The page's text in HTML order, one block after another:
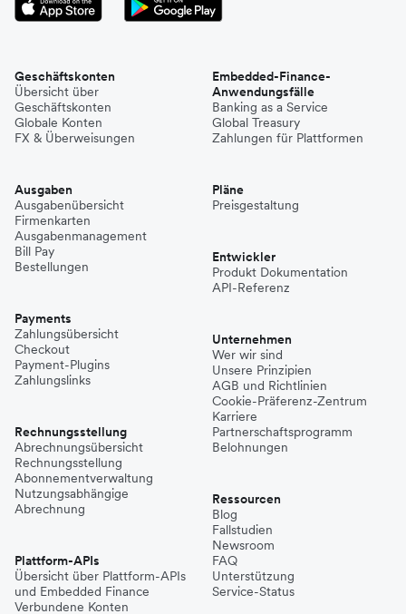
Geschäftskonten
Übersicht über
Geschäftskonten
Globale Konten
FX & Überweisungen
Ausgaben
Ausgabenübersicht
Firmenkarten
Ausgabenmanagement
Bill Pay
Bestellungen
Payments
Zahlungsübersicht
Checkout
Payment-Plugins
Zahlungslinks
Rechnungsstellung
Abrechnungsübersicht
Rechnungsstellung
Abonnementverwaltung
Nutzungsabhängige
Abrechnung
Plattform-APIs
Übersicht über Plattform-APIs
und Embedded Finance
Verbundene Konten
Embedded-Finance-
Anwendungsfälle
Banking as a Service
Global Treasury
Zahlungen für Plattformen
Pläne
Preisgestaltung
Entwickler
Produkt Dokumentation
API-Referenz
Unternehmen
Wer wir sind
Unsere Prinzipien
AGB und Richtlinien
Cookie-Präferenz-Zentrum
Karriere
Partnerschaftsprogramm
Belohnungen
Ressourcen
Blog
Fallstudien
Newsroom
FAQ
Unterstützung
Service-Status